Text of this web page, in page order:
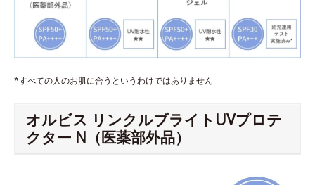
*すべての人のお肌に合うというわけではありません
オルビス リンクルブライトUVプロテ
クター N（医薬部外品）